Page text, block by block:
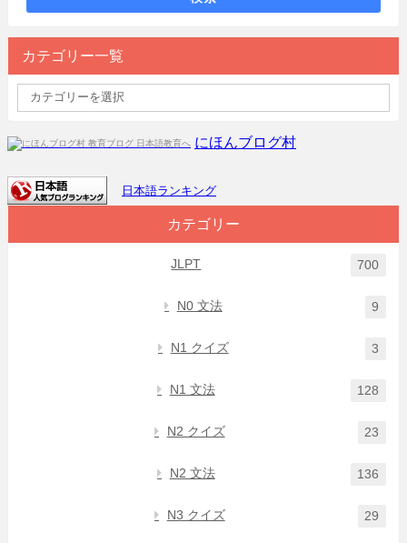
カテゴリー一覧
にほんブログ村
日本語ランキング
カテゴリー
JLPT 700
N0 文法 9
N1 クイズ 3
N1 文法 128
N2 クイズ 23
N2 文法 136
N3 クイズ 29